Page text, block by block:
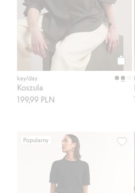
Kup
kay/day
Koszula
199,99 PLN
Popularny